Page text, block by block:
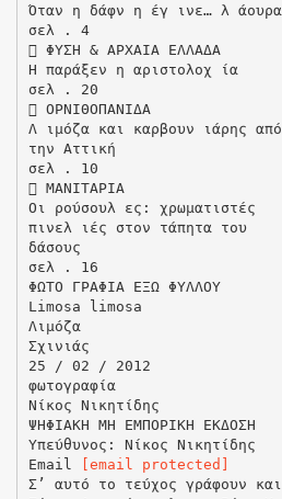
Όταν η δάφν η έγ ινε… λ άουρα
σελ . 4
 ΦΥΣΗ & ΑΡΧΑΙΑ ΕΛΛΑΔΑ
Η παράξεν η αριστολοχ ία
σελ . 20
 ΟΡΝΙΘΟΠΑΝΙΔΑ
Λ ιμόζα και καρβουν ιάρης από
την Αττική
σελ . 10
 ΜΑΝΙΤΑΡΙΑ
Οι ρούσουλ ες: χρωματιστές
πινελ ιές στον τάπητα του
δάσους
σελ . 16
ΦΩΤΟ ΓΡΑΦΙΑ ΕΞΩ ΦΥΛΛΟΥ
Limosa limosa
Λιμόζα
Σχινιάς
25 / 02 / 2012
φωτογραφία
Νίκος Νικητίδης
ΨΗΦΙΑΚΗ ΜΗ ΕΜΠΟΡΙΚΗ ΕΚΔΟΣΗ
Υπεύθυνος: Νίκος Νικητίδης
Email
[email protected]